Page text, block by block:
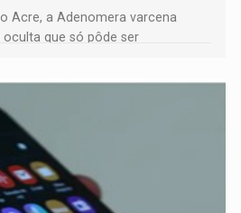
Acre, a Adenomera varcena
oculta que só pôde ser